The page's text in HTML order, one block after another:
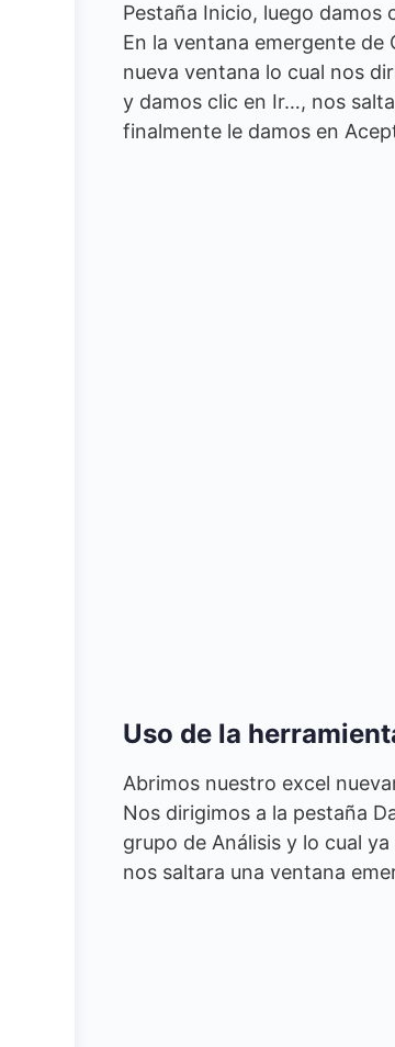
Pestaña Inicio, luego damos
En la ventana emergente de
nueva ventana lo cual nos
y damos clic en Ir…, nos
finalmente le damos en
Uso de la
Abrimos nuestro excel
Nos dirigimos a la pestaña
grupo de Análisis y lo cual
nos saltara una ventana